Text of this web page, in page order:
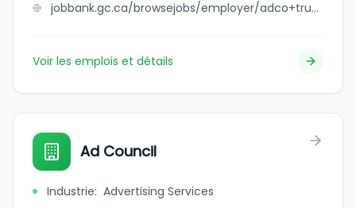
jobbank.gc.ca/browsejobs/employer/adco+truck+%26+trailer+repair/ca
Voir les emplois et détails
Ad Council
Industrie: Advertising Services